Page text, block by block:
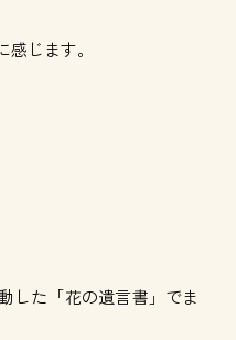
じます。
した「花の遺言書」でま